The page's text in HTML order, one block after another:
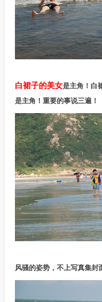
白裙子的美女是主角！白
是主角！重要的事说三遍！
风骚的姿势，不上写真集封